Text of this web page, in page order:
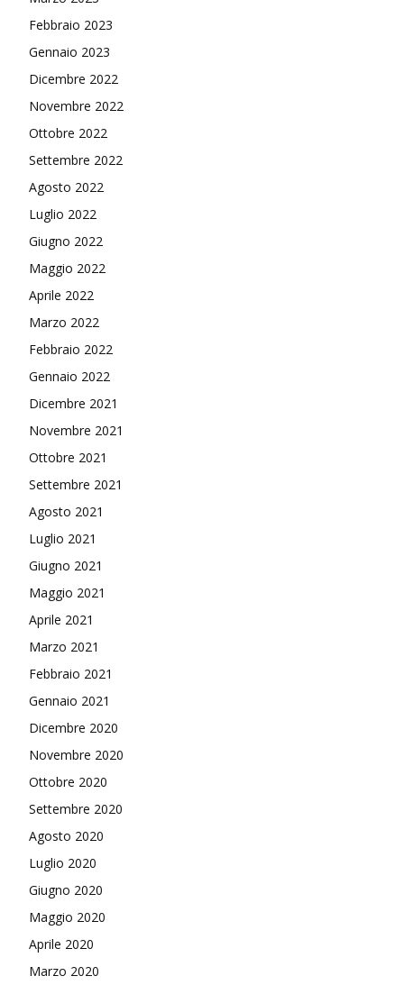
Febbraio 2023
Gennaio 2023
Dicembre 2022
Novembre 2022
Ottobre 2022
Settembre 2022
Agosto 2022
Luglio 2022
Giugno 2022
Maggio 2022
Aprile 2022
Marzo 2022
Febbraio 2022
Gennaio 2022
Dicembre 2021
Novembre 2021
Ottobre 2021
Settembre 2021
Agosto 2021
Luglio 2021
Giugno 2021
Maggio 2021
Aprile 2021
Marzo 2021
Febbraio 2021
Gennaio 2021
Dicembre 2020
Novembre 2020
Ottobre 2020
Settembre 2020
Agosto 2020
Luglio 2020
Giugno 2020
Maggio 2020
Aprile 2020
Marzo 2020